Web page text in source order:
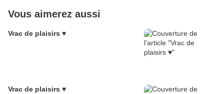
Vous aimerez aussi
Vrac de plaisirs ♥
Vrac de plaisirs ♥